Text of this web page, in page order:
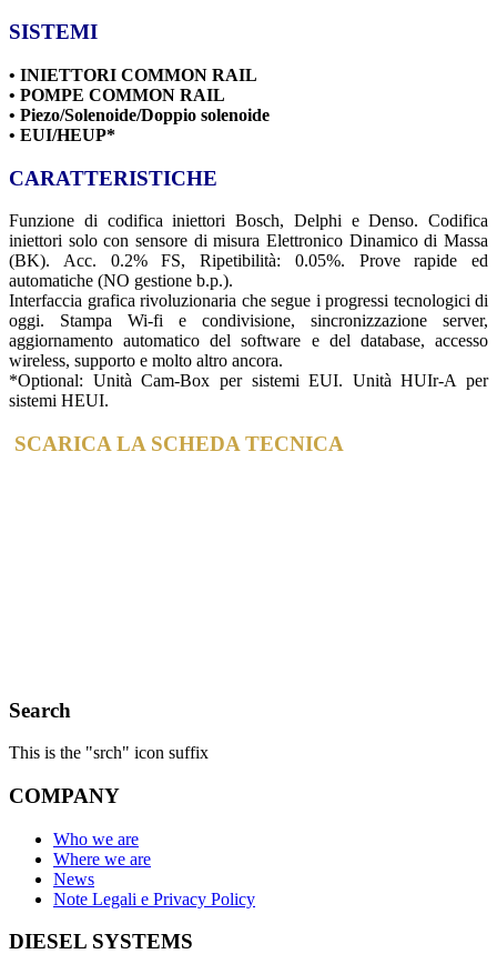
SISTEMI
• INIETTORI COMMON RAIL
• POMPE COMMON RAIL
• Piezo/Solenoide/Doppio solenoide
• EUI/HEUP*
CARATTERISTICHE
Funzione di codifica iniettori Bosch, Delphi e Denso. Codifica
iniettori solo con sensore di misura Elettronico Dinamico di Massa
(BK). Acc. 0.2% FS, Ripetibilità: 0.05%. Prove rapide ed
automatiche (NO gestione b.p.).
Interfaccia grafica rivoluzionaria che segue i progressi tecnologici di
oggi. Stampa Wi-fi e condivisione, sincronizzazione server,
aggiornamento automatico del software e del database, accesso
wireless, supporto e molto altro ancora.
*Optional: Unità Cam-Box per sistemi EUI. Unità HUIr-A per
sistemi HEUI.
SCARICA LA SCHEDA TECNICA
Search
This is the "srch" icon suffix
COMPANY
Who we are
Where we are
News
Note Legali e Privacy Policy
DIESEL SYSTEMS